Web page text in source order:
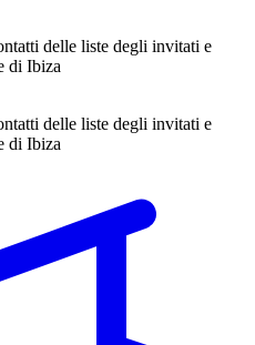
delle liste degli invitati e
di Ibiza
delle liste degli invitati e
di Ibiza